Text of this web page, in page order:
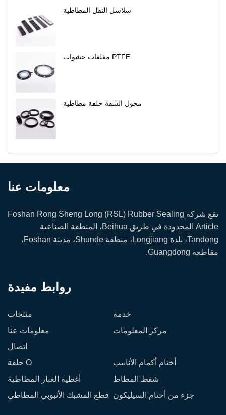
سلاسل النقل المطاطية
مغلفات حشوات PTFE
محول الشفة حلقة مطاطية
معلومات عنا
تقع شركة Foshan Rong Sheng Long (RSL) Rubber Sealing
Article المحدودة في طريق Beihua، المنطقة الصناعية
Tandong، بلدة Longjiang، منطقة Shunde، مدينة Foshan،
مقاطعة Guangdong.
روابط مفيدة
منتجات
خدمة
معلومات عنا
مركز المعلومات
اتصال
حلقة O
أختام أكمام الأنابيب
أغطية الغبار المطاطية
شفط المطاط
قطع المشبك الأنبوبي المطاطي جزء من أختام السيليكون